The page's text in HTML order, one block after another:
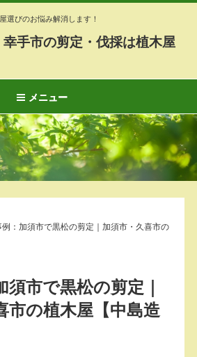
選びのお悩み解消します！
手市の剪定・伐採は植木屋
メニュー
例：加須市で黒松の剪定｜加須市・久喜市の
須市で黒松の剪定｜
市の植木屋【中島造